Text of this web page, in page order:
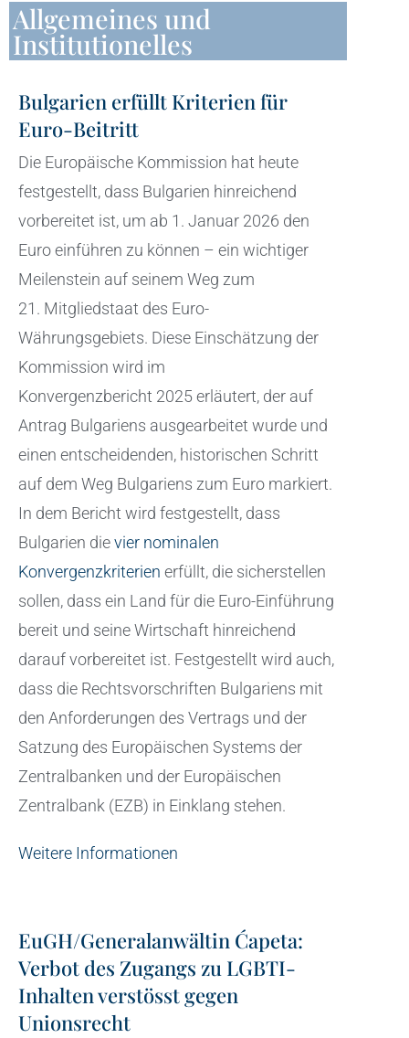
Allgemeines und
Institutionelles
Bulgarien erfüllt Kriterien für
Euro-Beitritt
Die Europäische Kommission hat heute
festgestellt, dass Bulgarien hinreichend
vorbereitet ist, um ab 1. Januar 2026 den
Euro einführen zu können – ein wichtiger
Meilenstein auf seinem Weg zum
21. Mitgliedstaat des Euro-
Währungsgebiets. Diese Einschätzung der
Kommission wird im
Konvergenzbericht 2025 erläutert, der auf
Antrag Bulgariens ausgearbeitet wurde und
einen entscheidenden, historischen Schritt
auf dem Weg Bulgariens zum Euro markiert.
In dem Bericht wird festgestellt, dass
Bulgarien dievier nominalen
Konvergenzkriterien erfüllt, die sicherstellen
sollen, dass ein Land für die Euro-Einführung
bereit und seine Wirtschaft hinreichend
darauf vorbereitet ist. Festgestellt wird auch,
dass die Rechtsvorschriften Bulgariens mit
den Anforderungen des Vertrags und der
Satzung des Europäischen Systems der
Zentralbanken und der Europäischen
Zentralbank (EZB) in Einklang stehen.
Weitere Informationen
EuGH/Generalanwältin Ćapeta:
Verbot des Zugangs zu LGBTI-
Inhalten verstösst gegen
Unionsrecht